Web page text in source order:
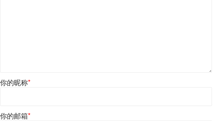
你的昵称*
你的邮箱*